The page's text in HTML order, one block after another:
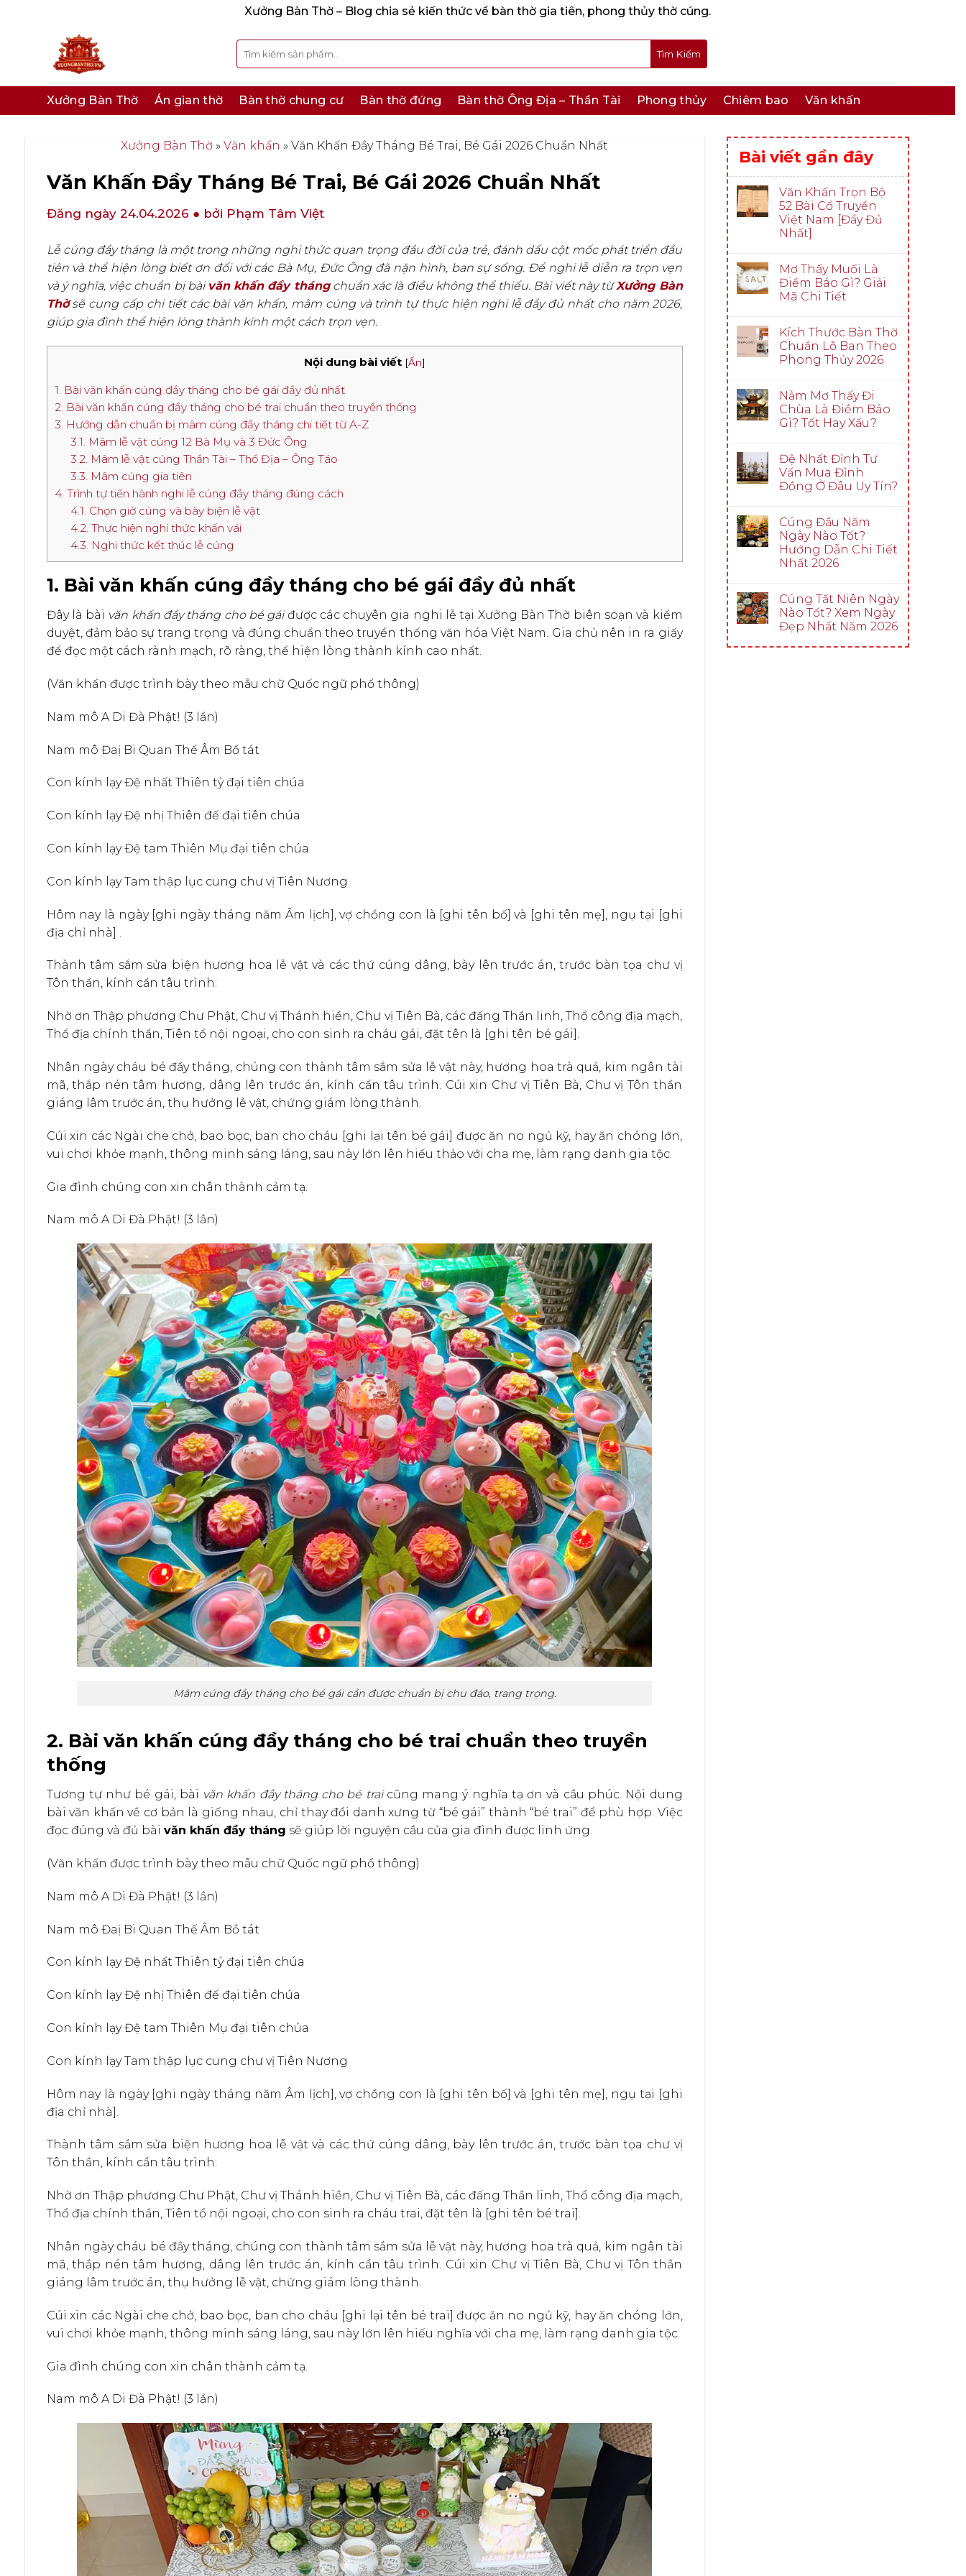
Xưởng Bàn Thờ – Blog chia sẻ kiến thức về bàn thờ gia tiên, phong thủy thờ cúng.
Tìm
kiếm:
Xưởng Bàn Thờ Án gian thờ Bàn thờ chung cư Bàn thờ đứng Bàn thờ Ông Địa – Thần Tài Phong thủy Chiêm bao Văn khấn
Xưởng Bàn Thờ » Văn khấn » Văn Khấn Đầy Tháng Bé Trai, Bé Gái 2026 Chuẩn Nhất
Văn Khấn Đầy Tháng Bé Trai, Bé Gái 2026 Chuẩn Nhất
Đăng ngày 24.04.2026 ● bởi Phạm Tâm Việt
Lễ cúng đầy tháng là một trong những nghi thức quan trọng đầu đời của trẻ, đánh dấu cột mốc phát triển đầu
tiên và thể hiện lòng biết ơn đối với các Bà Mụ, Đức Ông đã nặn hình, ban sự sống. Để nghi lễ diễn ra trọn vẹn
và ý nghĩa, việc chuẩn bị bài văn khấn đầy thángchuẩn xác là điều không thể thiếu. Bài viết này từXưởng Bàn
Thờsẽ cung cấp chi tiết các bài văn khấn, mâm cúng và trình tự thực hiện nghi lễ đầy đủ nhất cho năm 2026,
giúp gia đình thể hiện lòng thành kính một cách trọn vẹn.
Nội dung bài viết [Ẩn]
1. Bài văn khấn cúng đầy tháng cho bé gái đầy đủ nhất
2. Bài văn khấn cúng đầy tháng cho bé trai chuẩn theo truyền thống
3. Hướng dẫn chuẩn bị mâm cúng đầy tháng chi tiết từ A-Z
3.1. Mâm lễ vật cúng 12 Bà Mụ và 3 Đức Ông
3.2. Mâm lễ vật cúng Thần Tài – Thổ Địa – Ông Táo
3.3. Mâm cúng gia tiên
4. Trình tự tiến hành nghi lễ cúng đầy tháng đúng cách
4.1. Chọn giờ cúng và bày biện lễ vật
4.2. Thực hiện nghi thức khấn vái
4.3. Nghi thức kết thúc lễ cúng
1. Bài văn khấn cúng đầy tháng cho bé gái đầy đủ nhất
Đây là bài văn khấn đầy tháng cho bé gáiđược các chuyên gia nghi lễ tại Xưởng Bàn Thờ biên soạn và kiểm
duyệt, đảm bảo sự trang trọng và đúng chuẩn theo truyền thống văn hóa Việt Nam. Gia chủ nên in ra giấy
để đọc một cách rành mạch, rõ ràng, thể hiện lòng thành kính cao nhất.
(Văn khấn được trình bày theo mẫu chữ Quốc ngữ phổ thông)
Nam mô A Di Đà Phật! (3 lần)
Nam mô Đaị Bi Quan Thế Âm Bồ tát
Con kính lạy Đệ nhất Thiên tỷ đại tiên chúa
Con kính lạy Đệ nhị Thiên đế đại tiên chúa
Con kính lạy Đệ tam Thiên Mụ đại tiên chúa
Con kính lạy Tam thập lục cung chư vị Tiên Nương
Hôm nay là ngày [ghi ngày tháng năm Âm lịch], vợ chồng con là [ghi tên bố] và [ghi tên mẹ], ngụ tại [ghi
địa chỉ nhà] .
Thành tâm sắm sửa biện hương hoa lễ vật và các thứ cúng dâng, bày lên trước án, trước bàn tọa chư vị
Tôn thần, kính cẩn tâu trình:
Nhờ ơn Thập phương Chư Phật, Chư vị Thánh hiền, Chư vị Tiên Bà, các đấng Thần linh, Thổ công địa mạch,
Thổ địa chính thần, Tiên tổ nội ngoại, cho con sinh ra cháu gái, đặt tên là [ghi tên bé gái].
Nhân ngày cháu bé đầy tháng, chúng con thành tâm sắm sửa lễ vật này, hương hoa trà quả, kim ngân tài
mã, thắp nén tâm hương, dâng lên trước án, kính cẩn tâu trình. Cúi xin Chư vị Tiên Bà, Chư vị Tôn thần
giáng lâm trước án, thụ hưởng lễ vật, chứng giám lòng thành.
Cúi xin các Ngài che chở, bao bọc, ban cho cháu [ghi lại tên bé gái] được ăn no ngủ kỹ, hay ăn chóng lớn,
vui chơi khỏe mạnh, thông minh sáng láng, sau này lớn lên hiếu thảo với cha mẹ, làm rạng danh gia tộc.
Gia đình chúng con xin chân thành cảm tạ.
Nam mô A Di Đà Phật! (3 lần)
Mâm cúng đầy tháng cho bé gái cần được chuẩn bị chu đáo, trang trọng.
2. Bài văn khấn cúng đầy tháng cho bé trai chuẩn theo truyền
thống
Tương tự như bé gái, bài văn khấn đầy tháng cho bé traicũng mang ý nghĩa tạ ơn và cầu phúc. Nội dung
bài văn khấn về cơ bản là giống nhau, chỉ thay đổi danh xưng từ “bé gái” thành “bé trai” để phù hợp. Việc
đọc đúng và đủ bài văn khấn đầy tháng sẽ giúp lời nguyện cầu của gia đình được linh ứng.
(Văn khấn được trình bày theo mẫu chữ Quốc ngữ phổ thông)
Nam mô A Di Đà Phật! (3 lần)
Nam mô Đaị Bi Quan Thế Âm Bồ tát
Con kính lạy Đệ nhất Thiên tỷ đại tiên chúa
Con kính lạy Đệ nhị Thiên đế đại tiên chúa
Con kính lạy Đệ tam Thiên Mụ đại tiên chúa
Con kính lạy Tam thập lục cung chư vị Tiên Nương
Hôm nay là ngày [ghi ngày tháng năm Âm lịch], vợ chồng con là [ghi tên bố] và [ghi tên mẹ], ngụ tại [ghi
địa chỉ nhà].
Thành tâm sắm sửa biện hương hoa lễ vật và các thứ cúng dâng, bày lên trước án, trước bàn tọa chư vị
Tôn thần, kính cẩn tâu trình:
Nhờ ơn Thập phương Chư Phật, Chư vị Thánh hiền, Chư vị Tiên Bà, các đấng Thần linh, Thổ công địa mạch,
Thổ địa chính thần, Tiên tổ nội ngoại, cho con sinh ra cháu trai, đặt tên là [ghi tên bé trai].
Nhân ngày cháu bé đầy tháng, chúng con thành tâm sắm sửa lễ vật này, hương hoa trà quả, kim ngân tài
mã, thắp nén tâm hương, dâng lên trước án, kính cẩn tâu trình. Cúi xin Chư vị Tiên Bà, Chư vị Tôn thần
giáng lâm trước án, thụ hưởng lễ vật, chứng giám lòng thành.
Cúi xin các Ngài che chở, bao bọc, ban cho cháu [ghi lại tên bé trai] được ăn no ngủ kỹ, hay ăn chóng lớn,
vui chơi khỏe mạnh, thông minh sáng láng, sau này lớn lên hiếu nghĩa với cha mẹ, làm rạng danh gia tộc.
Gia đình chúng con xin chân thành cảm tạ.
Nam mô A Di Đà Phật! (3 lần)
Bài viết gần đây
Văn Khấn Trọn Bộ
52 Bài Cổ Truyền
Việt Nam [Đầy Đủ
Nhất]
Mơ Thấy Muối Là
Điềm Báo Gì? Giải
Mã Chi Tiết
Kích Thước Bàn Thờ
Chuẩn Lỗ Ban Theo
Phong Thủy 2026
Nằm Mơ Thấy Đi
Chùa Là Điềm Báo
Gì? Tốt Hay Xấu?
Đệ Nhất Đỉnh Tư
Vấn Mua Đỉnh
Đồng Ở Đâu Uy Tín?
Cúng Đầu Năm
Ngày Nào Tốt?
Hướng Dẫn Chi Tiết
Nhất 2026
Cúng Tất Niên Ngày
Nào Tốt? Xem Ngày
Đẹp Nhất Năm 2026